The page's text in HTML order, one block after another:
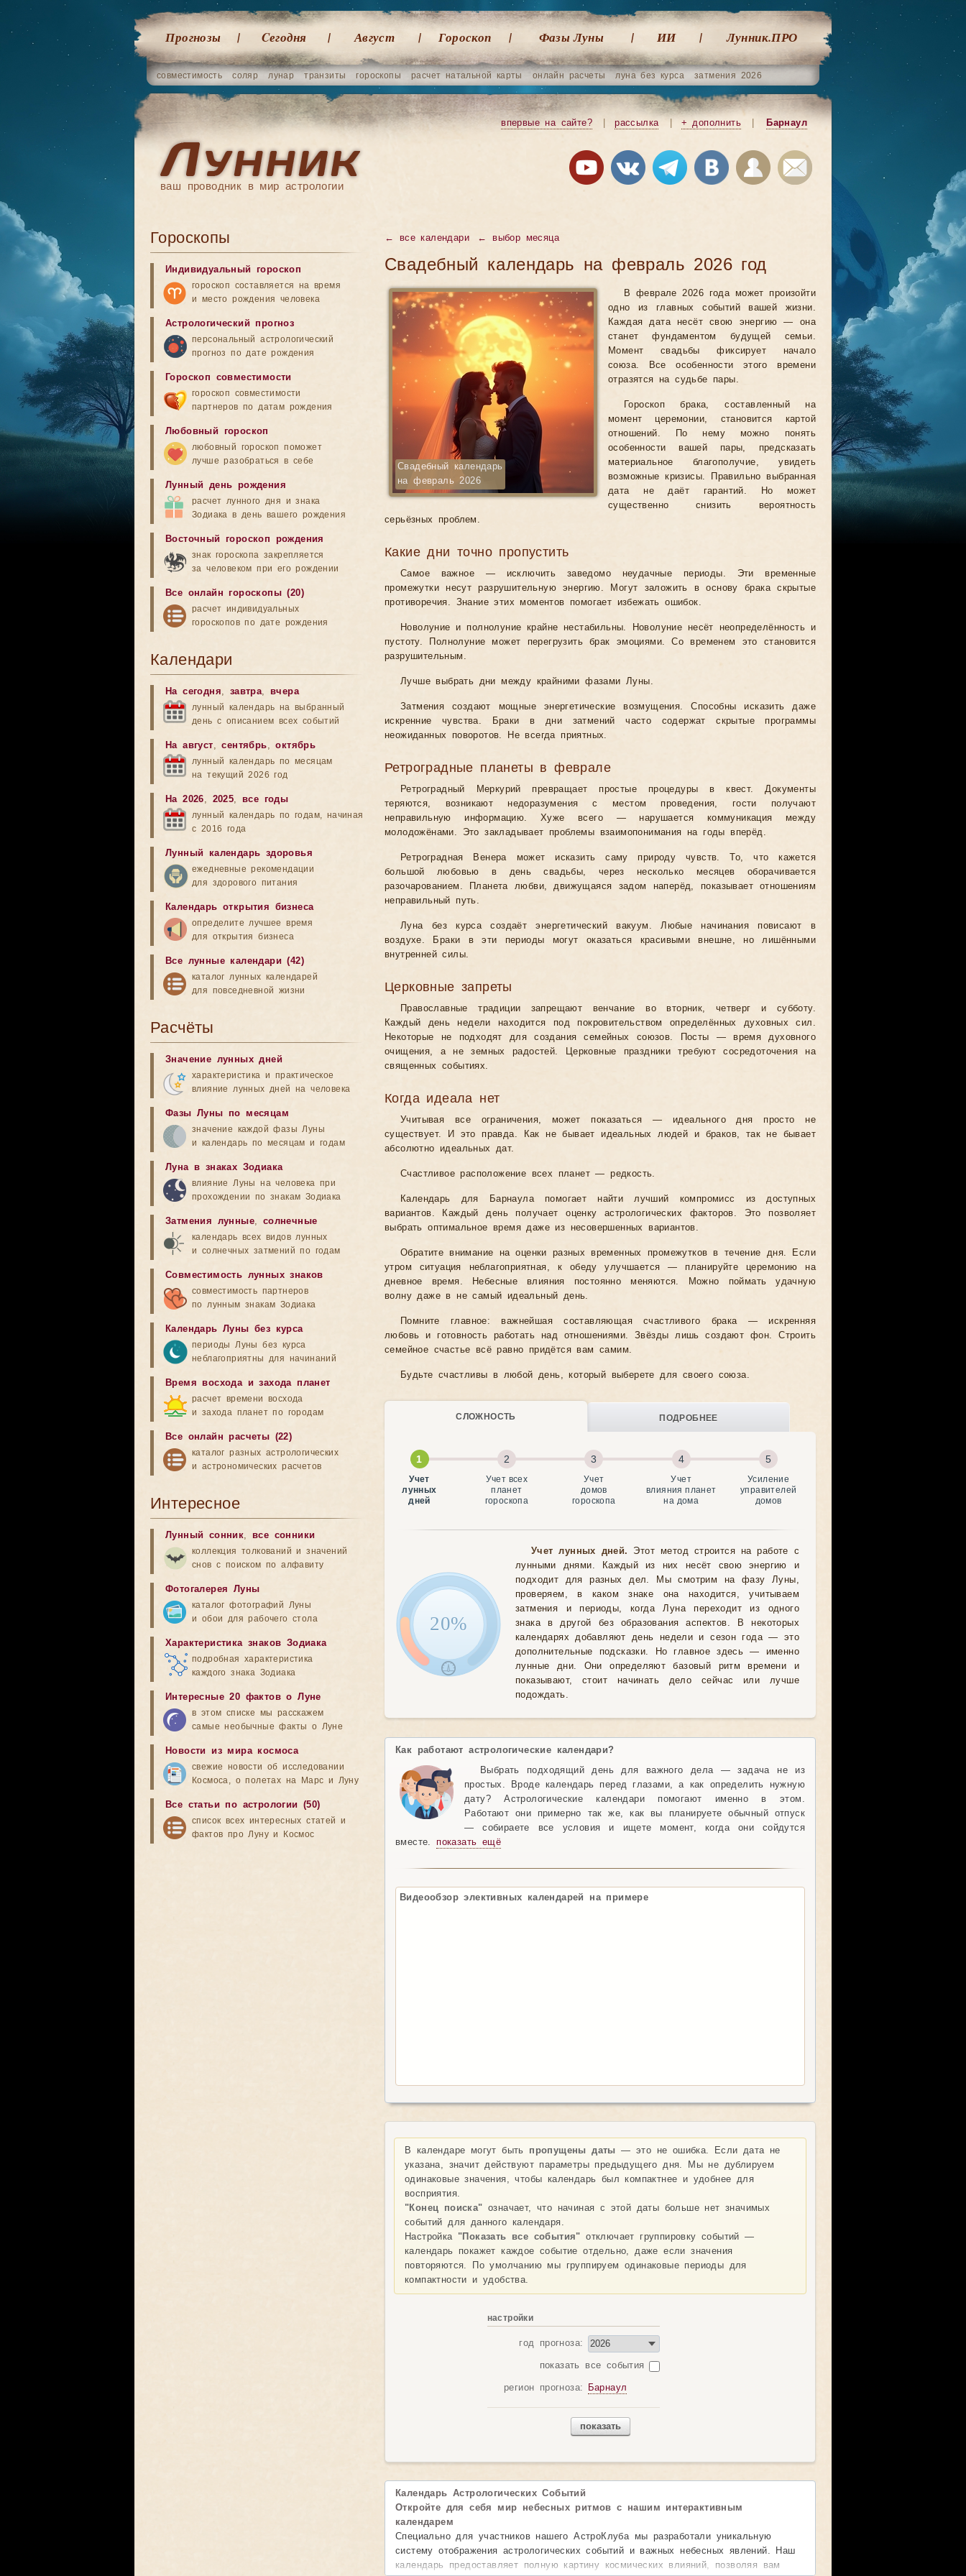
Прогнозы Cегодня Август Гороскоп Фазы Луны ИИ Лунник.ПРО
совместимость соляр лунар транзиты гороскопы расчет натальной карты онлайн расчеты луна без курса затмения 2026
ваш проводник в мир астрологии
впервые на сайте? рассылка + дополнить Барнаул
← все календари ←выбор месяца
Свадебный календарь на февраль 2026 год
Свадебный календарь
на февраль 2026
В феврале 2026 года может произойти
одно из главных событий вашей жизни.
Каждая дата несёт свою энергию — она
станет фундаментом будущей семьи.
Момент свадьбы фиксирует начало
союза. Все особенности этого времени
отразятся на судьбе пары.
Гороскоп брака, составленный на
момент церемонии, становится картой
отношений. По нему можно понять
особенности вашей пары, предсказать
материальное благополучие, увидеть
возможные кризисы. Правильно выбранная
дата не даёт гарантий. Но может
существенно снизить вероятность
серьёзных проблем.
Какие дни точно пропустить
Самое важное — исключить заведомо неудачные периоды. Эти временные
промежутки несут разрушительную энергию. Могут заложить в основу брака скрытые
противоречия. Знание этих моментов помогает избежать ошибок.
Новолуние и полнолуние крайне нестабильны. Новолуние несёт неопределённость и
пустоту. Полнолуние может перегрузить брак эмоциями. Со временем это становится
разрушительным.
Лучше выбрать дни между крайними фазами Луны.
Затмения создают мощные энергетические возмущения. Способны исказить даже
искренние чувства. Браки в дни затмений часто содержат скрытые программы
неожиданных поворотов. Не всегда приятных.
Ретроградные планеты в феврале
Ретроградный Меркурий превращает простые процедуры в квест. Документы
теряются, возникают недоразумения с местом проведения, гости получают
неправильную информацию. Хуже всего — нарушается коммуникация между
молодожёнами. Это закладывает проблемы взаимопонимания на годы вперёд.
Ретроградная Венера может исказить саму природу чувств. То, что кажется
большой любовью в день свадьбы, через несколько месяцев оборачивается
разочарованием. Планета любви, движущаяся задом наперёд, показывает отношениям
неправильный путь.
Луна без курса создаёт энергетический вакуум. Любые начинания повисают в
воздухе. Браки в эти периоды могут оказаться красивыми внешне, но лишёнными
внутренней силы.
Церковные запреты
Православные традиции запрещают венчание во вторник, четверг и субботу.
Каждый день недели находится под покровительством определённых духовных сил.
Некоторые не подходят для создания семейных союзов. Посты — время духовного
очищения, а не земных радостей. Церковные праздники требуют сосредоточения на
священных событиях.
Когда идеала нет
Учитывая все ограничения, может показаться — идеального дня просто не
существует. И это правда. Как не бывает идеальных людей и браков, так не бывает
абсолютно идеальных дат.
Счастливое расположение всех планет — редкость.
Календарь для Барнаула помогает найти лучший компромисс из доступных
вариантов. Каждый день получает оценку астрологических факторов. Это позволяет
выбрать оптимальное время даже из несовершенных вариантов.
Обратите внимание на оценки разных временных промежутков в течение дня. Если
утром ситуация неблагоприятная, к обеду улучшается — планируйте церемонию на
дневное время. Небесные влияния постоянно меняются. Можно поймать удачную
волну даже в не самый идеальный день.
Помните главное: важнейшая составляющая счастливого брака — искренняя
любовь и готовность работать над отношениями. Звёзды лишь создают фон. Строить
семейное счастье всё равно придётся вам самим.
Будьте счастливы в любой день, который выберете для своего союза.
СЛОЖНОСТЬ ПОДРОБНЕЕ
Учет
лунных
дней
Учет всех
планет
гороскопа
Учет
домов
гороскопа
Учет
влияния планет
на дома
Усиление
управителей
домов
20%
Учет лунных дней.
Этот метод строится на работе с
лунными днями. Каждый из них несёт свою энергию и
подходит для разных дел. Мы смотрим на фазу Луны,
проверяем, в каком знаке она находится, учитываем
затмения и периоды, когда Луна переходит из одного
знака в другой без образования аспектов. В некоторых
календарях добавляют день недели и сезон года — это
дополнительные подсказки. Но главное здесь — именно
лунные дни. Они определяют базовый ритм времени и
показывают, стоит начинать дело сейчас или лучше
подождать.
Как работают астрологические календари?
Выбрать подходящий день для важного дела — задача не из
простых. Вроде календарь перед глазами, а как определить нужную
дату? Астрологические календари помогают именно в этом.
Работают они примерно так же, как вы планируете обычный отпуск
— собираете все условия и ищете момент, когда они сойдутся
вместе.показать ещё
Видеообзор элективных календарей на примере
В календаре могут быть пропущены даты — это не ошибка. Если дата не
указана, значит действуют параметры предыдущего дня. Мы не дублируем
одинаковые значения, чтобы календарь был компактнее и удобнее для
восприятия.
"Конец поиска" означает, что начиная с этой даты больше нет значимых
событий для данного календаря.
Настройка "Показать все события" отключает группировку событий —
календарь покажет каждое событие отдельно, даже если значения
повторяются. По умолчанию мы группируем одинаковые периоды для
компактности и удобства.
настройки
год прогноза:
показать все события
регион прогноза: Барнаул
показать
Календарь Астрологических Событий
Откройте для себя мир небесных ритмов с нашим интерактивным
календарем
Специально для участников нашего АстроКлуба мы разработали уникальную
систему отображения астрологических событий и важных небесных явлений. Наш
календарь предоставляет полную картину космических влияний, позволяя вам
Гороскопы
Индивидуальный гороскоп
гороскоп составляется на время
и место рождения человека
Астрологический прогноз
персональный астрологический
прогноз по дате рождения
Гороскоп совместимости
гороскоп совместимости
партнеров по датам рождения
Любовный гороскоп
любовный гороскоп поможет
лучше разобраться в себе
Лунный день рождения
расчет лунного дня и знака
Зодиака в день вашего рождения
Восточный гороскоп рождения
знак гороскопа закрепляется
за человеком при его рождении
Все онлайн гороскопы (20)
расчет индивидуальных
гороскопов по дате рождения
Календари
На сегодня, завтра,вчера
лунный календарь на выбранный
день с описанием всех событий
На август,сентябрь,октябрь
лунный календарь по месяцам
на текущий 2026 год
На 2026, 2025,все годы
лунный календарь по годам, начиная
с 2016 года
Лунный календарь здоровья
ежедневные рекомендации
для здорового питания
Календарь открытия бизнеса
определите лучшее время
для открытия бизнеса
Все лунные календари (42)
каталог лунных календарей
для повседневной жизни
Расчёты
Значение лунных дней
характеристика и практическое
влияние лунных дней на человека
Фазы Луны по месяцам
значение каждой фазы Луны
и календарь по месяцам и годам
Луна в знаках Зодиака
влияние Луны на человека при
прохождении по знакам Зодиака
Затмения лунные, солнечные
календарь всех видов лунных
и солнечных затмений по годам
Совместимость лунных знаков
совместимость партнеров
по лунным знакам Зодиака
Календарь Луны без курса
периоды Луны без курса
неблагоприятны для начинаний
Время восхода и захода планет
расчет времени восхода
и захода планет по городам
Все онлайн расчеты (22)
каталог разных астрологических
и астрономических расчетов
Интересное
Лунный сонник, все сонники
коллекция толкований и значений
снов с поиском по алфавиту
Фотогалерея Луны
каталог фотографий Луны
и обои для рабочего стола
Характеристика знаков Зодиака
подробная характеристика
каждого знака Зодиака
Интересные 20 фактов о Луне
в этом списке мы расскажем
самые необычные факты о Луне
Новости из мира космоса
свежие новости об исследовании
Космоса, о полетах на Марс и Луну
Все статьи по астрологии (50)
список всех интересных статей и
фактов про Луну и Космос